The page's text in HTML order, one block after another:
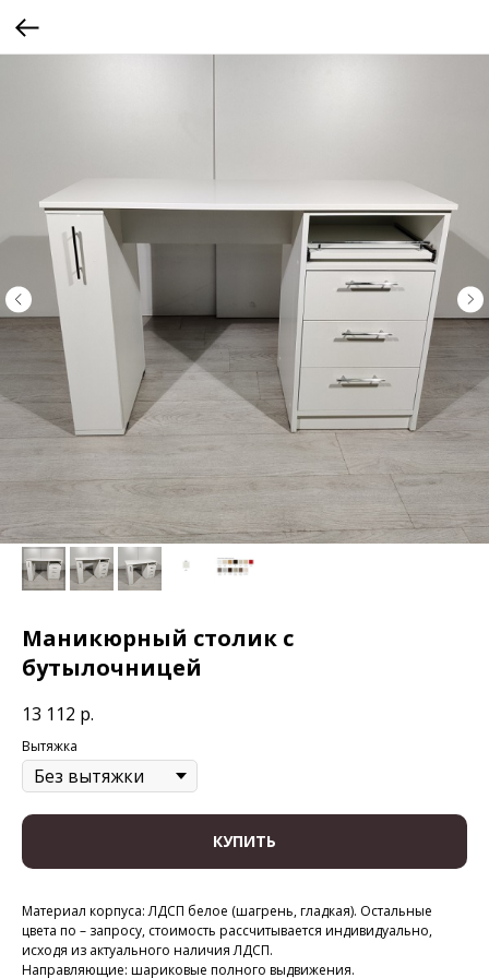
Маникюрный столик с
бутылочницей
13 112 р.
Вытяжка
КУПИТЬ
Материал корпуса: ЛДСП белое (шагрень, гладкая). Остальные
цвета по – запросу, стоимость рассчитывается индивидуально,
исходя из актуального наличия ЛДСП.
Направляющие: шариковые полного выдвижения.